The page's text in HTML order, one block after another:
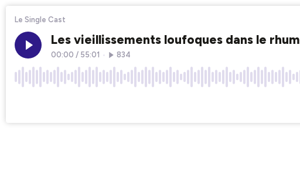
Le Single Cast
Les vieillissements loufoques dans le rhum
00:00 / 55:01 834